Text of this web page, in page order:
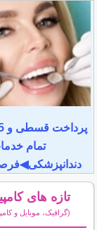
تمام
تازه های
(گرافیک، موبایل و